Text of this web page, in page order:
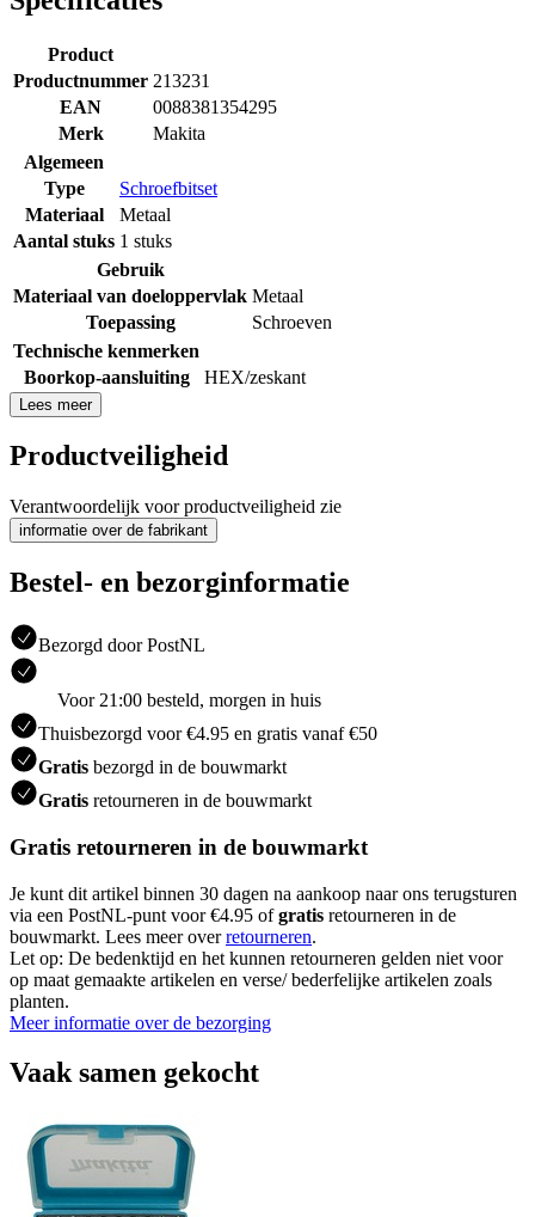
Product
Productnummer 213231
EAN
0088381354295
Merk
Makita
Algemeen
Type
Schroefbitset
Materiaal
Metaal
Aantal stuks 1 stuks
Gebruik
Materiaal van doeloppervlak Metaal
Toepassing
Schroeven
Technische kenmerken
Boorkop-aansluiting
HEX/zeskant
Lees meer
Productveiligheid
Verantwoordelijk voor productveiligheid zie
informatie over de fabrikant
Bestel- en bezorginformatie
Bezorgd door PostNL
Voor 21:00 besteld, morgen in huis
Thuisbezorgd voor €4.95 en gratis vanaf €50
Gratis bezorgd in de bouwmarkt
Gratis retourneren in de bouwmarkt
Gratis retourneren in de bouwmarkt
Je kunt dit artikel binnen 30 dagen na aankoop naar ons terugsturen
via een PostNL-punt voor €4.95 ofgratis retourneren in de
bouwmarkt. Lees meer overretourneren.
Let op: De bedenktijd en het kunnen retourneren gelden niet voor
op maat gemaakte artikelen en verse/ bederfelijke artikelen zoals
planten.
Meer informatie over de bezorging
Vaak samen gekocht